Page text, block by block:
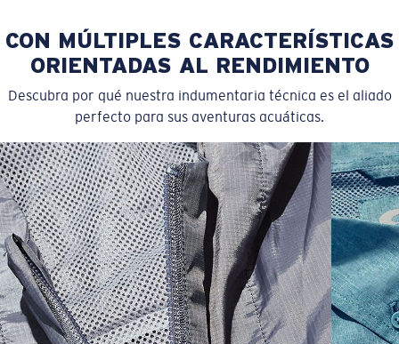
SIZES 1. CHEST 2. BODY LENGTH 3. SLEEVE LENGTH
S 19" 27” 7 ¾”
M 21" 28" 8 ¼”
L 23” 29” 8 ¾”
CON MÚLTIPLES CARACTERÍSTICAS
ORIENTADAS AL RENDIMIENTO
Descubra por qué nuestra indumentaria técnica es el aliado
perfecto para sus aventuras acuáticas.